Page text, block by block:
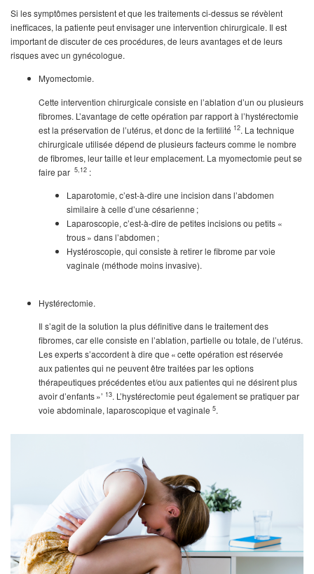
Si les symptômes persistent et que les traitements ci-dessus se révèlent
inefficaces, la patiente peut envisager une intervention chirurgicale. Il est
important de discuter de ces procédures, de leurs avantages et de leurs
risques avec un gynécologue.
Myomectomie.
Cette intervention chirurgicale consiste en l’ablation d’un ou plusieurs
fibromes. L’avantage de cette opération par rapport à l’hystérectomie
est la préservation de l’utérus, et donc de la fertilité 12. La technique
chirurgicale utilisée dépend de plusieurs facteurs comme le nombre
de fibromes, leur taille et leur emplacement. La myomectomie peut se
faire par 5,12 :
Laparotomie, c’est-à-dire une incision dans l’abdomen
similaire à celle d’une césarienne ;
Laparoscopie, c’est-à-dire de petites incisions ou petits «
trous » dans l’abdomen ;
Hystéroscopie, qui consiste à retirer le fibrome par voie
vaginale (méthode moins invasive).
Hystérectomie.
Il s’agit de la solution la plus définitive dans le traitement des
fibromes, car elle consiste en l’ablation, partielle ou totale, de l’utérus.
Les experts s’accordent à dire que « cette opération est réservée
aux patientes qui ne peuvent être traitées par les options
thérapeutiques précédentes et/ou aux patientes qui ne désirent plus
avoir d’enfants »’ 13. L’hystérectomie peut également se pratiquer par
voie abdominale, laparoscopique et vaginale 5.